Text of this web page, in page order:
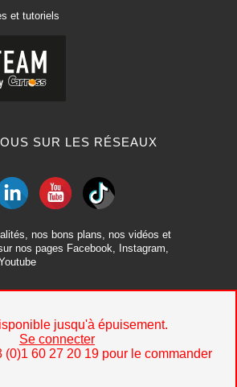
unitaire à partir de 3 produits
jusqu'à épuisement.
Se connecter
(0)1 60 27 20 19 pour le commander
et tutoriels
SUR LES RÉSEAUX
nos bons plans, nos vidéos et
nos pages Facebook, Instagram,